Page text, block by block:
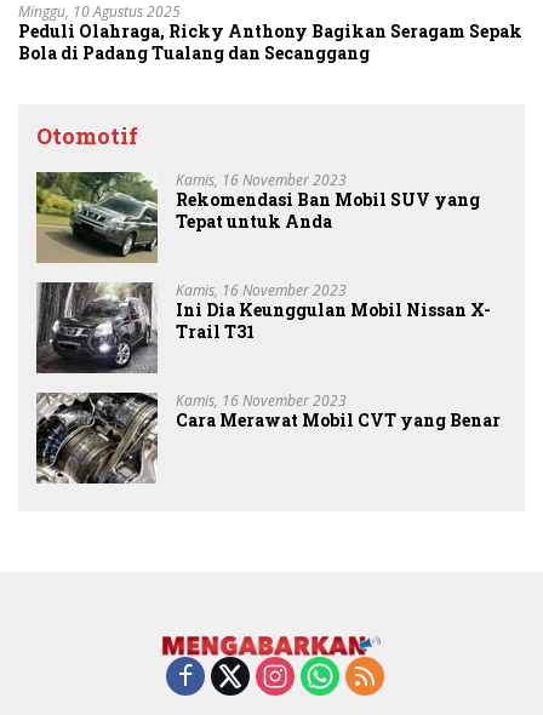
Minggu, 10 Agustus 2025
Peduli Olahraga, Ricky Anthony Bagikan Seragam Sepak
Bola di Padang Tualang dan Secanggang
Otomotif
Kamis, 16 November 2023
Rekomendasi Ban Mobil SUV yang
Tepat untuk Anda
Kamis, 16 November 2023
Ini Dia Keunggulan Mobil Nissan X-
Trail T31
Kamis, 16 November 2023
Cara Merawat Mobil CVT yang Benar